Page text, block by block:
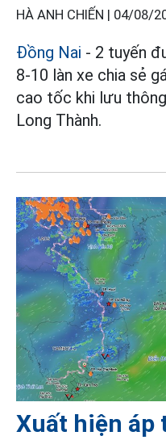
HÀ ANH CHIẾN | 04/08/
Đồng Nai - 2 tuyến
8-10 làn xe chia sẻ
cao tốc khi lưu
Long Thành.
Xuất hiện áp